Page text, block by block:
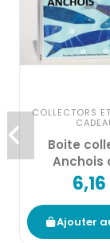
COLLECTORS
Boite
Anchois
Ajouter